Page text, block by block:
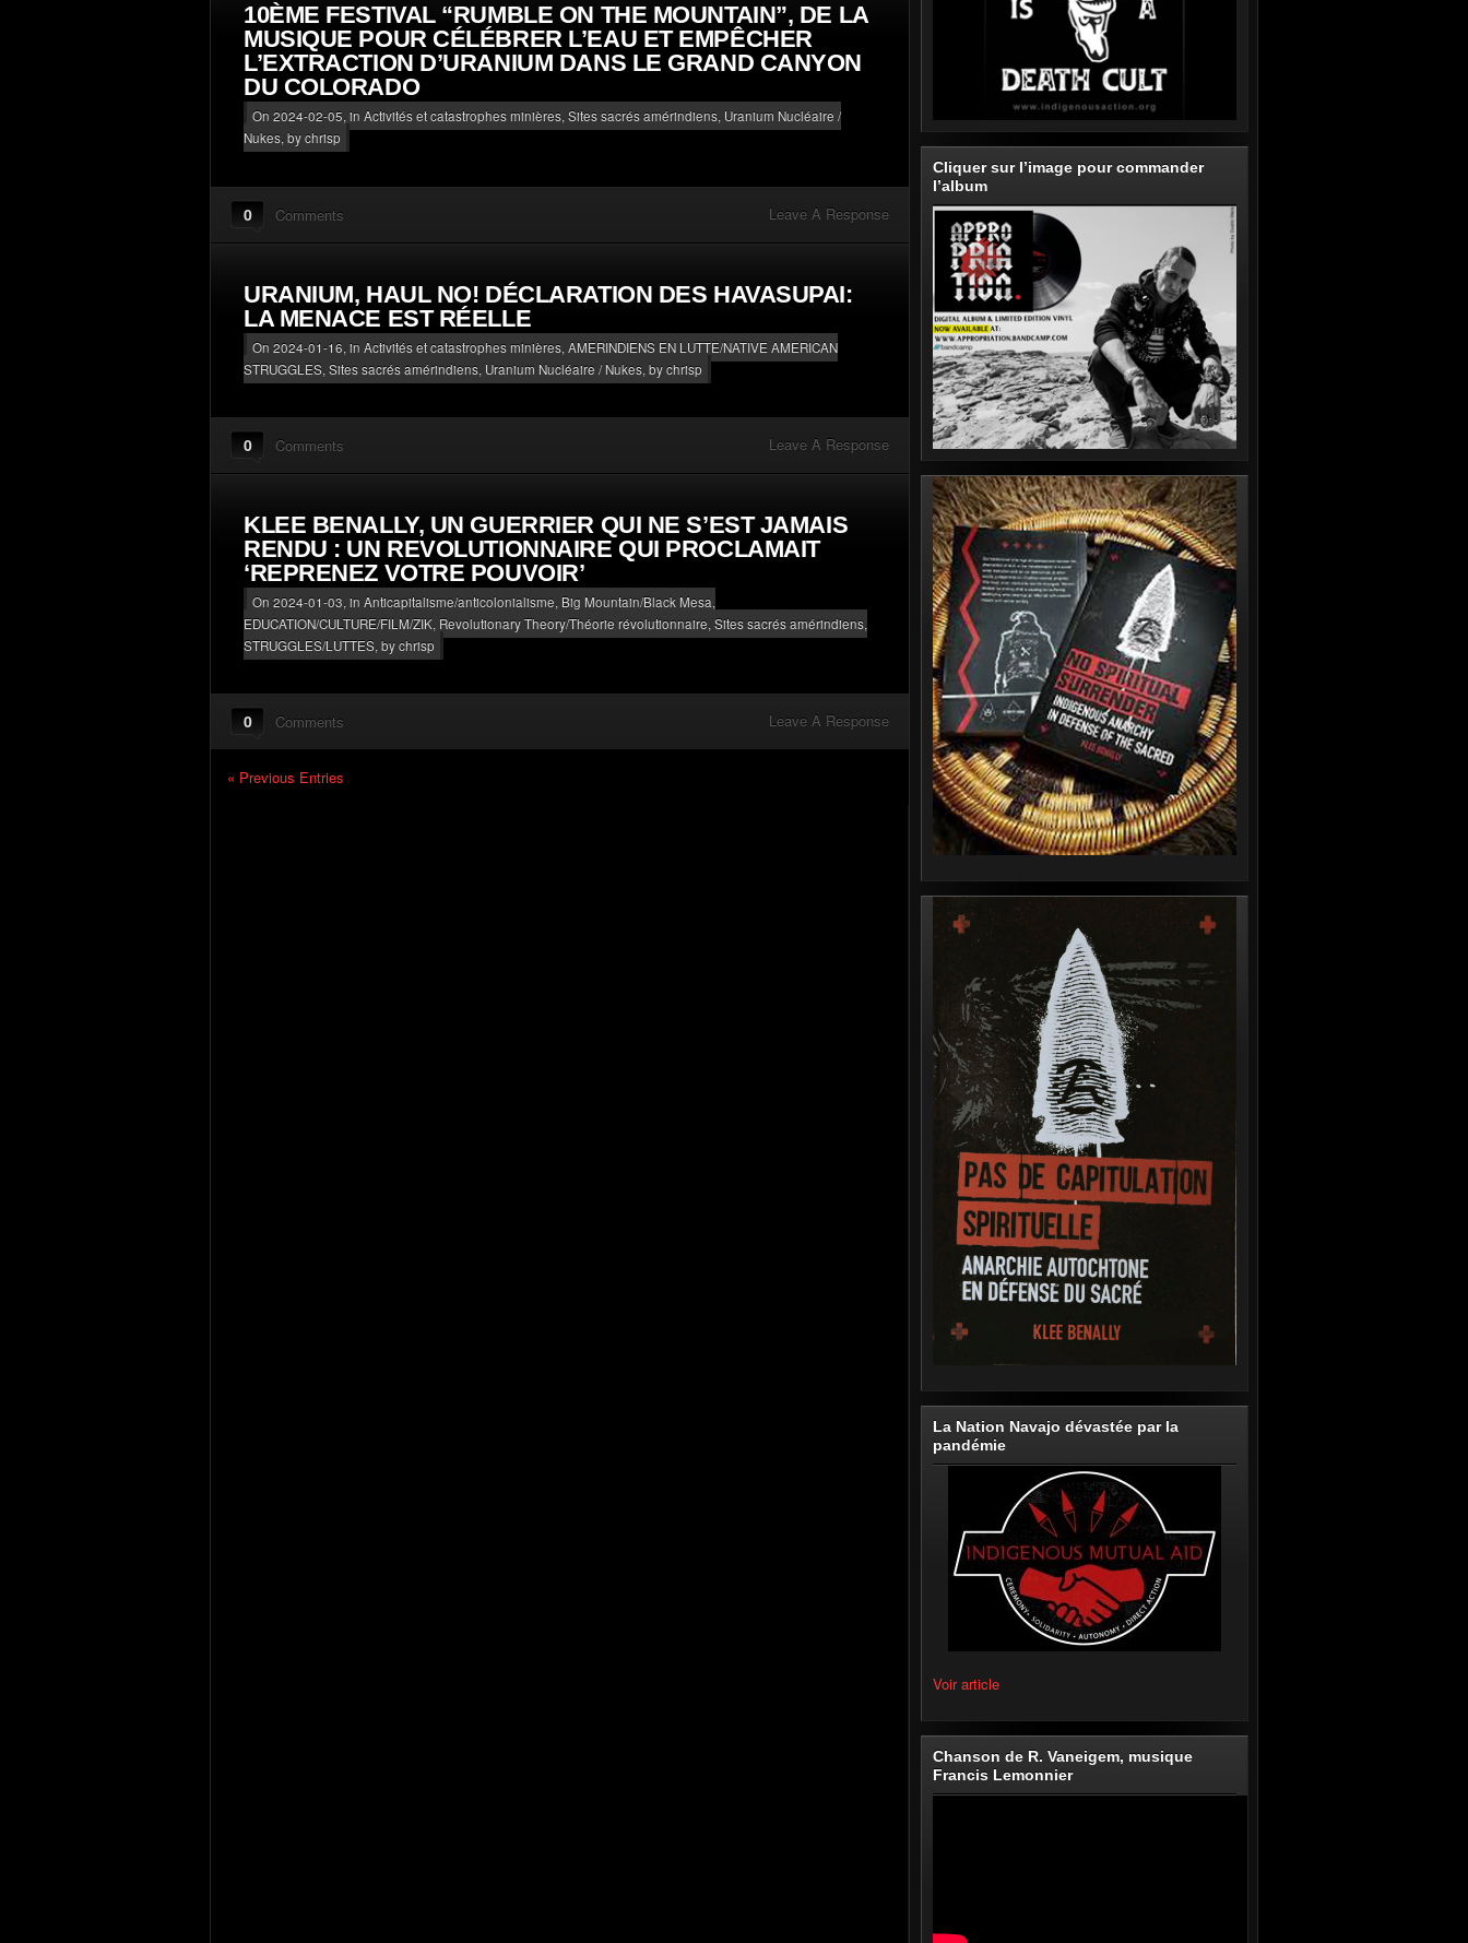
10ÈME FESTIVAL “RUMBLE ON THE MOUNTAIN”, DE LA
MUSIQUE POUR CÉLÉBRER L’EAU ET EMPÊCHER
L’EXTRACTION D’URANIUM DANS LE GRAND CANYON
DU COLORADO
On 2024-02-05, in Activités et catastrophes minières Sites sacrés amérindiens Uranium Nucléaire /
Nukes , by chrisp
0 Comments Leave A Response
URANIUM, HAUL NO! DÉCLARATION DES HAVASUPAI:
LA MENACE EST RÉELLE
On 2024-01-16, in Activités et catastrophes minières AMERINDIENS EN LUTTE/NATIVE AMERICAN
STRUGGLES Sites sacrés amérindiens Uranium Nucléaire / Nukes , by chrisp
0 Comments Leave A Response
KLEE BENALLY, UN GUERRIER QUI NE S’EST JAMAIS
RENDU : UN REVOLUTIONNAIRE QUI PROCLAMAIT
‘REPRENEZ VOTRE POUVOIR’
On 2024-01-03, in Anticapitalisme/anticolonialisme Big Mountain/Black Mesa
EDUCATION/CULTURE/FILM/ZIK Revolutionary Theory/Théorie révolutionnaire Sites sacrés amérindiens
STRUGGLES/LUTTES , by chrisp
0 Comments Leave A Response
« Previous Entries
Cliquer sur l’image pour commander
l’album
La Nation Navajo dévastée par la
pandémie
Voir article
Chanson de R. Vaneigem, musique
Francis Lemonnier